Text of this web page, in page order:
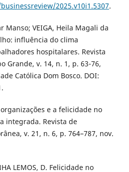
2025.v10i1.5307.
Manso; VEIGA, Heila Magali da
influência do clima
hospitalares. Revista
Grande, v. 14, n. 1, p. 63-76,
Católica Dom Bosco. DOI:
organizações e a felicidade no
integrada. Revista de
v. 21, n. 6, p. 764–787, nov.
LEMOS, D. Felicidade no